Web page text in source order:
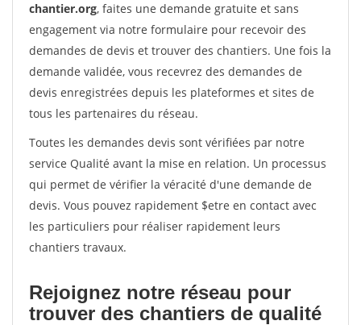
chantier.org, faites une demande gratuite et sans
engagement via notre formulaire pour recevoir des
demandes de devis et trouver des chantiers. Une fois la
demande validée, vous recevrez des demandes de
devis enregistrées depuis les plateformes et sites de
tous les partenaires du réseau.
Toutes les demandes devis sont vérifiées par notre
service Qualité avant la mise en relation. Un processus
qui permet de vérifier la véracité d'une demande de
devis. Vous pouvez rapidement $etre en contact avec
les particuliers pour réaliser rapidement leurs
chantiers travaux.
Rejoignez notre réseau pour
trouver des chantiers de qualité